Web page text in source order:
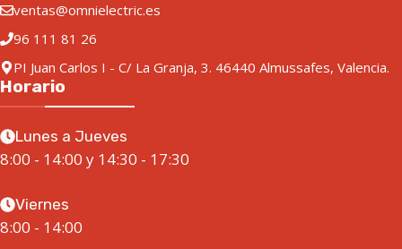
ventas@omnielectric.es
96 111 81 26
PI Juan Carlos I - C/ La Granja, 3. 46440 Almussafes, Valencia.
Horario
Lunes a Jueves
8:00 - 14:00 y 14:30 - 17:30
Viernes
8:00 - 14:00